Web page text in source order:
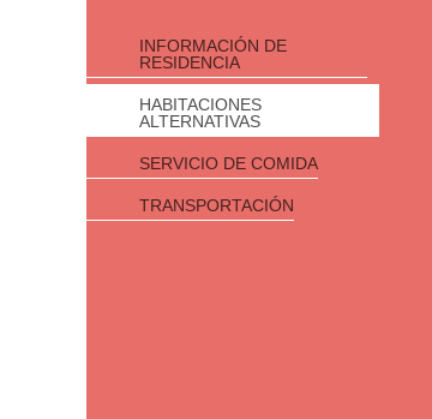
INFORMACIÓN DE
RESIDENCIA
HABITACIONES
ALTERNATIVAS
SERVICIO DE COMIDA
TRANSPORTACIÓN